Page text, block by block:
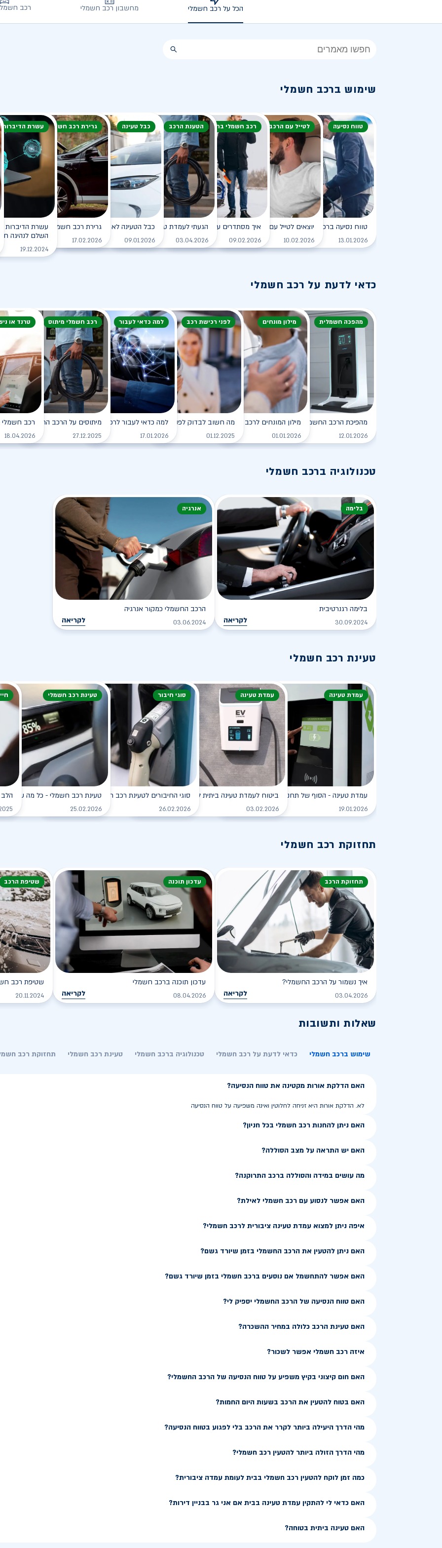
הכל על רכב חשמלי מחשבון רכב חשמלי רכב
הכל
חשמלי
שימוש ברכב חשמלי
טווח נסיעה
טווח נסיעה ברכב חשמלי - כל מה שצריך לדעת
13.01.2026 לקריאה
לטייל עם הרכב
יוצאים לטייל עם רכב חשמלי
10.02.2026 לקריאה
רכב חשמלי בחורף
איך מסתדרים עם הרכב החשמלי בחורף?
09.02.2026 לקריאה
הטענת הרכב
הגעתי לעמדת טעינה, מה עלי לעשות?
03.04.2026 לקריאה
כבל טעינה
כבל הטעינה לא משתחרר מהרכב. מה עושים?
09.01.2026 לקריאה
גרירת רכב חשמלי
גרירת רכב חשמלי - מה עושים?
17.02.2026
עשרת הדיברות
עשרת הדיברות
השלם לנהיגה
19.12.2024
כדאי לדעת על רכב חשמלי
מהפכה חשמלית
מהפיכת הרכב החשמלי
12.01.2026 לקריאה
מילון מונחים
מילון המונחים לרכב החשמלי
01.01.2026 לקריאה
לפני רכישת רכב
מה חשוב לבדוק לפני רכישת רכב חשמלי?
01.12.2025 לקריאה
למה כדאי לעבור
למה כדאי לעבור לרכב חשמלי?
17.01.2026 לקריאה
רכב חשמלי מיתוס
מיתוסים על הרכב החשמלי שכדאי
27.12.2025
טרנד או
רכב חשמלי
18.04.2026
טכנולוגיה ברכב חשמלי
בלימה
בלימה רגנרטיבית
30.09.2024 לקריאה
אנרגיה
הרכב החשמלי כמקור אנרגיה
03.06.2024 לקריאה
טעינת רכב חשמלי
עמדת טעינה
עמדת טעינה - הסוף של תחנת הדלק?
19.01.2026 לקריאה
עמדת טעינה
ביטוח לעמדת טעינה ביתית לרכב החשמלי
03.02.2026
סוגי חיבור
סוגי החיבורים לטעינת רכב חשמלי
26.02.2026
טעינת רכב חשמלי
טעינת רכב חשמלי - כל מה שצריך
25.02.2026
תחזוקת רכב חשמלי
תחזוקת הרכב
איך נשמור על הרכב החשמלי?
03.04.2026 לקריאה
עדכון תוכנה
עדכון תוכנה ברכב חשמלי
08.04.2026 לקריאה
שטיפת הרכב
שטיפת רכב
20.11.2024
שאלות ותשובות
שימוש ברכב חשמלי כדאי לדעת על רכב חשמלי טכנולוגיה ברכב חשמלי טעינת רכב חשמלי תחזוקת רכב
האם הדלקת אורות מקטינה את טווח הנסיעה?
לא. הדלקת אורות היא זניחה לחלוטין ואינה משפיעה על טווח הנסיעה
האם ניתן להחנות רכב חשמלי בכל חניון?
האם יש התראה על מצב הסוללה?
מה עושים במידה והסוללה ברכב התרוקנה?
האם אפשר לנסוע עם רכב חשמלי לאילת?
איפה ניתן למצוא עמדת טעינה ציבורית לרכב חשמלי?
האם ניתן להטעין את הרכב החשמלי בזמן שיורד גשם?
האם אפשר להתחשמל אם נוסעים ברכב חשמלי בזמן שיורד גשם?
האם טווח הנסיעה של הרכב החשמלי יספיק לי?
האם טעינת הרכב כלולה במחיר ההשכרה?
איזה רכב חשמלי אפשר לשכור?
האם חום קיצוני בקיץ משפיע על טווח הנסיעה של הרכב החשמלי?
האם בטוח להטעין את הרכב בשעות היום החמות?
מהי הדרך היעילה ביותר לקרר את הרכב בלי לפגוע בטווח הנסיעה?
מהי הדרך הזולה ביותר להטעין רכב חשמלי?
כמה זמן לוקח להטעין רכב חשמלי בבית לעומת עמדה ציבורית?
האם כדאי לי להתקין עמדת טעינה בבית אם אני גר בבניין דירות?
האם טעינה ביתית בטוחה?